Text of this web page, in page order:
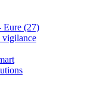
Eure (27)
vigilance